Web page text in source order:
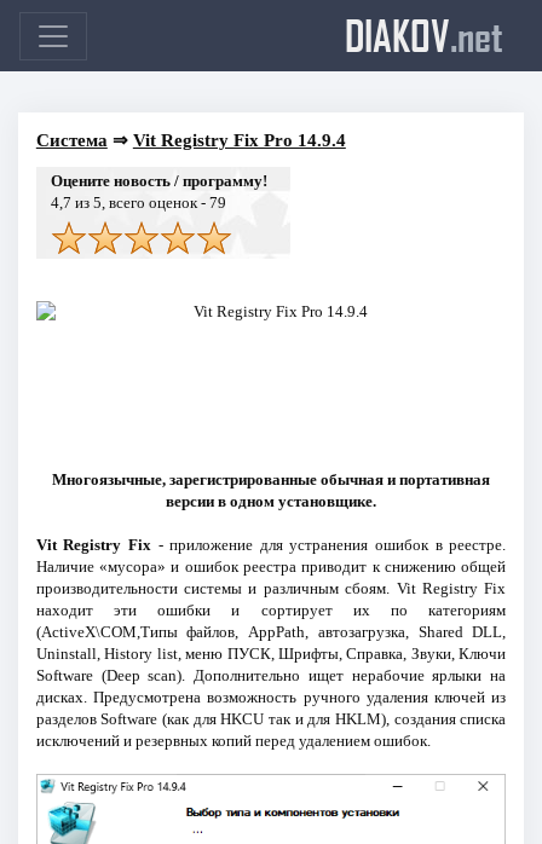
DIAKOV.net
Система ⇒ Vit Registry Fix Pro 14.9.4
Оцените новость / программу!
4,7 из 5, всего оценок - 79
Многоязычные, зарегистрированные обычная и портативная
версии в одном установщике.
Vit Registry Fix - приложение для устранения ошибок в реестре.
Наличие «мусора» и ошибок реестра приводит к снижению общей
производительности системы и различным сбоям. Vit Registry Fix
находит эти ошибки и сортирует их по категориям
(ActiveX\COM,Типы файлов, AppPath, автозагрузка, Shared DLL,
Uninstall, History list, меню ПУСК, Шрифты, Справка, Звуки, Ключи
Software (Deep scan). Дополнительно ищет нерабочие ярлыки на
дисках. Предусмотрена возможность ручного удаления ключей из
разделов Software (как для HKCU так и для HKLM), создания списка
исключений и резервных копий перед удалением ошибок.